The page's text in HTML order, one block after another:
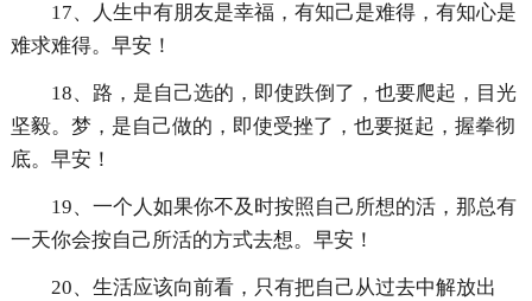
17、人生中有朋友是幸福，有知己是难得，有知心是
难求难得。早安！
18、路，是自己选的，即使跌倒了，也要爬起，目光
坚毅。梦，是自己做的，即使受挫了，也要挺起，握拳彻
底。早安！
19、一个人如果你不及时按照自己所想的活，那总有
一天你会按自己所活的方式去想。早安！
20、生活应该向前看，只有把自己从过去中解放出